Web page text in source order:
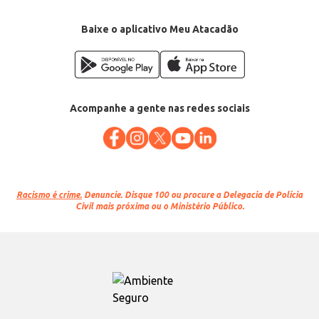
Baixe o aplicativo Meu Atacadão
Acompanhe a gente nas redes sociais
Racismo é crime. Denuncie. Disque 100 ou procure a Delegacia de Polícia
Civil mais próxima ou o Ministério Público.